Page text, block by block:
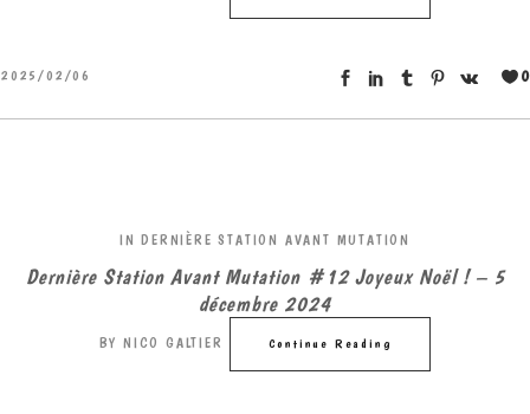
2025/02/06 0
IN DERNIÈRE STATION AVANT MUTATION
Dernière Station Avant Mutation #12 Joyeux Noël ! – 5
décembre 2024
BY NICO GALTIER Continue Reading